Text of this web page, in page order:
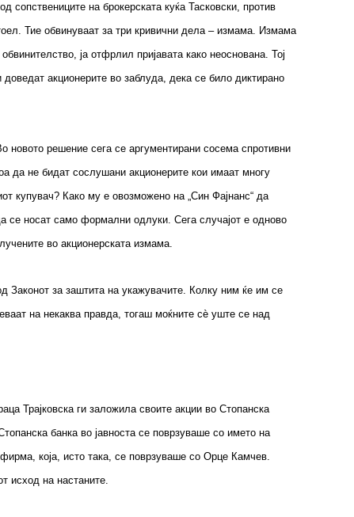
сопствениците на брокерската куќа Тасковски, против
Тие обвинуваат за три кривични дела – измама. Измама
ја отфрлил пријавата како неоснована. Тој
акционерите во заблуда, дека се било диктирано
новото решение сега се аргументирани сосема спротивни
да не бидат сослушани акционерите кои имаат многу
купувач? Како му е овозможено на „Син Фајнанс“ да
се носат само формални одлуки. Сега случајот е одново
во акционерската измама.
Законот за заштита на укажувачите. Колку ним ќе им се
на некаква правда, тогаш моќните сѐ уште се над
Трајковска ги заложила своите акции во Стопанска
банка во јавноста се поврзуваше со името на
која, исто така, се поврзуваше со Орце Камчев.
исход на настаните.